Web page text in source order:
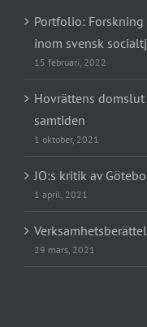
Portfolio:
inom svensk
15 februari, 2022
Hovrättens
samtiden
1 oktober, 2021
JO:s kritik av
1 april, 2021
29 mars, 2021